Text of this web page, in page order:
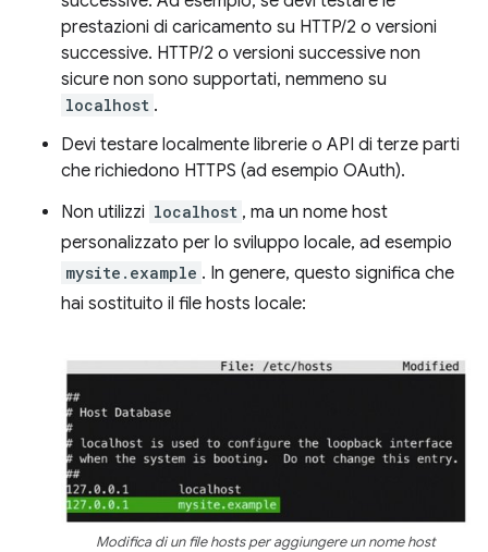
prestazioni di caricamento su HTTP/2 o versioni
successive. HTTP/2 o versioni successive non
sicure non sono supportati, nemmeno su
localhost .
Devi testare localmente librerie o API di terze parti
che richiedono HTTPS (ad esempio OAuth).
Non utilizzi localhost , ma un nome host
personalizzato per lo sviluppo locale, ad esempio
mysite.example . In genere, questo significa che
hai sostituito il file hosts locale:
Modifica di un file hosts per aggiungere un nome host